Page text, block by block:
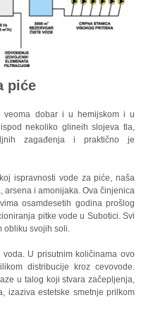
piće
veoma dobar i u hemijskom i u
nekoliko glineih slojeva tla,
zagađenja i praktično je
ispravnosti vode za piće, naša
arsena i amonijaka. Ova činjenica
osamdesetih godina prošlog
pitke vode u Subotici. Svi
svojih soli.
U prisutnim količinama ovo
distribucije kroz cevovode.
u talog koji stvara začepljenja,
izaziva estetske smetnje prilkom